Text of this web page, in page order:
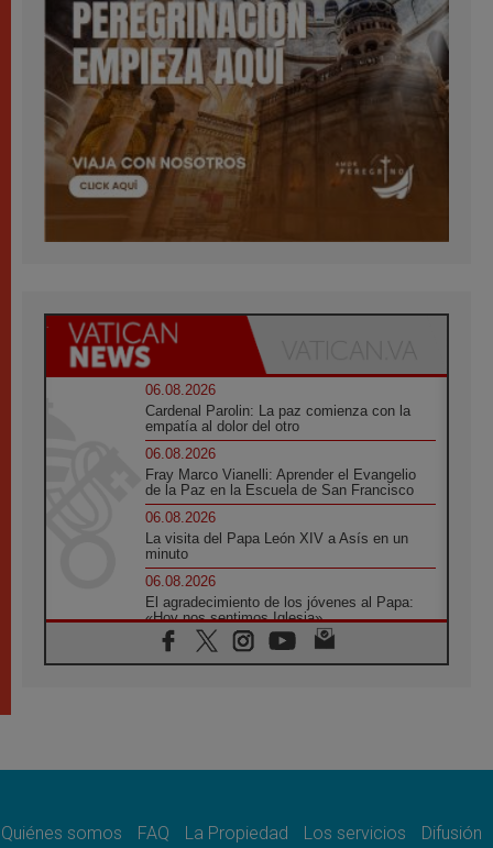
06.08.2026
Cardenal Parolin: La paz comienza con la
empatía al dolor del otro
06.08.2026
Fray Marco Vianelli: Aprender el Evangelio
de la Paz en la Escuela de San Francisco
06.08.2026
La visita del Papa León XIV a Asís en un
minuto
06.08.2026
El agradecimiento de los jóvenes al Papa:
«Hoy nos sentimos Iglesia»
06.08.2026
Líbano: Reanudan los coloquios en Roma en
paz
Quiénes somos FAQ La Propiedad Los servicios Difusión